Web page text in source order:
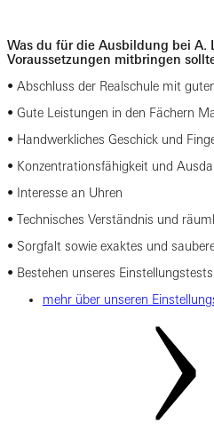
Was du für die Ausbildung bei A.
Voraussetzungen mitbringen
• Abschluss der Realschule mit
• Gute Leistungen in den Fächern
• Handwerkliches Geschick und
• Konzentrationsfähigkeit und
• Interesse an Uhren
• Technisches Verständnis und
• Sorgfalt sowie exaktes und
• Bestehen unseres
mehr über unseren